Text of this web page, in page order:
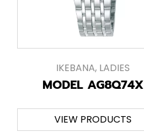
IKEBANA, LADIES
MODEL AG8Q74X
VIEW PRODUCTS